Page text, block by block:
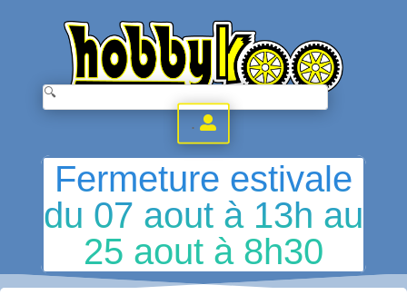
.
Fermeture estivale
du 07 aout à 13h au
25 aout à 8h30